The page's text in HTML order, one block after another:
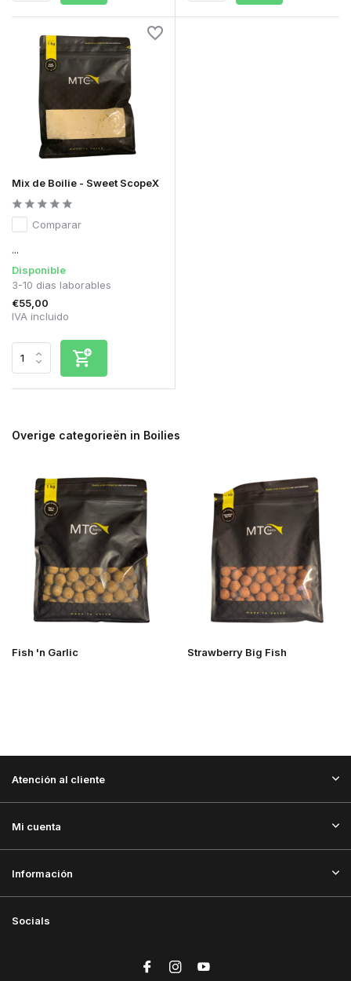
Mix de Boilie - Sweet ScopeX
Comparar
...
Disponible
3-10 dias laborables
€55,00
IVA incluido
Overige categorieën in Boilies
Fish 'n Garlic Strawberry Big Fish
Atención al cliente
Mi cuenta
Información
Socials